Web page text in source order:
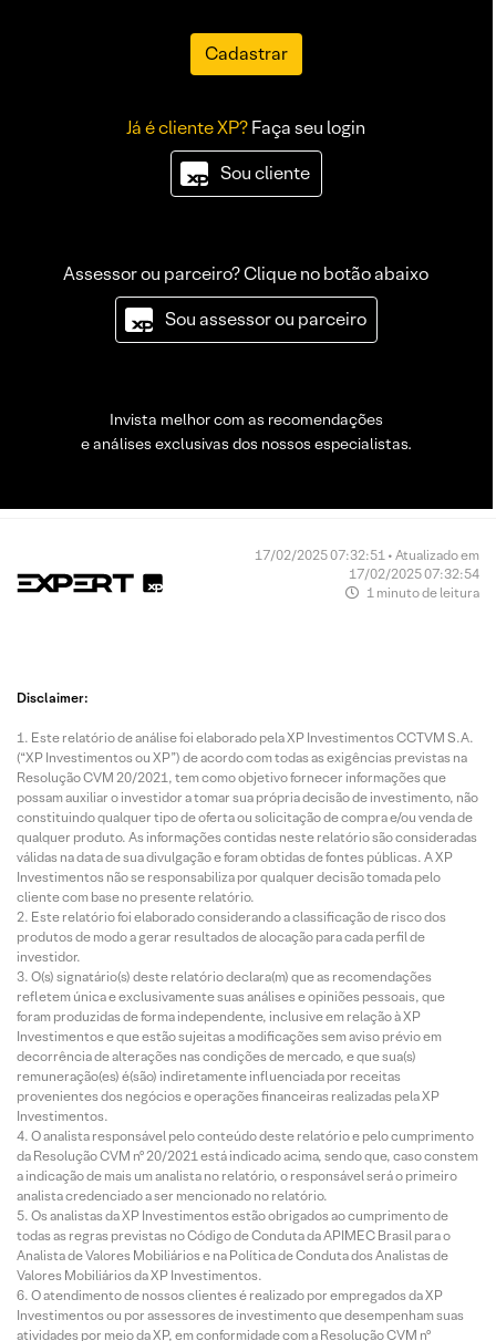
Cadastrar
Já é cliente XP?Faça seu login
Sou cliente
Assessor ou parceiro? Clique no botão abaixo
Sou assessor ou parceiro
Invista melhor com as recomendações
e análises exclusivas dos nossos especialistas.
17/02/2025 07:32:51 • Atualizado em
17/02/2025 07:32:54
1 minuto de leitura
Disclaimer:
Este relatório de análise foi elaborado pela XP Investimentos CCTVM S.A.
(“XP Investimentos ou XP”) de acordo com todas as exigências previstas na
Resolução CVM 20/2021, tem como objetivo fornecer informações que
possam auxiliar o investidor a tomar sua própria decisão de investimento, não
constituindo qualquer tipo de oferta ou solicitação de compra e/ou venda de
qualquer produto. As informações contidas neste relatório são consideradas
válidas na data de sua divulgação e foram obtidas de fontes públicas. A XP
Investimentos não se responsabiliza por qualquer decisão tomada pelo
cliente com base no presente relatório.
Este relatório foi elaborado considerando a classificação de risco dos
produtos de modo a gerar resultados de alocação para cada perfil de
investidor.
O(s) signatário(s) deste relatório declara(m) que as recomendações
refletem única e exclusivamente suas análises e opiniões pessoais, que
foram produzidas de forma independente, inclusive em relação à XP
Investimentos e que estão sujeitas a modificações sem aviso prévio em
decorrência de alterações nas condições de mercado, e que sua(s)
remuneração(es) é(são) indiretamente influenciada por receitas
provenientes dos negócios e operações financeiras realizadas pela XP
Investimentos.
O analista responsável pelo conteúdo deste relatório e pelo cumprimento
da Resolução CVM nº 20/2021 está indicado acima, sendo que, caso constem
a indicação de mais um analista no relatório, o responsável será o primeiro
analista credenciado a ser mencionado no relatório.
Os analistas da XP Investimentos estão obrigados ao cumprimento de
todas as regras previstas no Código de Conduta da APIMEC Brasil para o
Analista de Valores Mobiliários e na Política de Conduta dos Analistas de
Valores Mobiliários da XP Investimentos.
O atendimento de nossos clientes é realizado por empregados da XP
Investimentos ou por assessores de investimento que desempenham suas
atividades por meio da XP, em conformidade com a Resolução CVM nº